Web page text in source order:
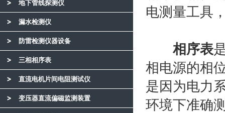
地下管线探测仪
漏水检测仪
防雷检测仪器设备
三相相序表
直流电机片间电阻测试仪
变压器直流偏磁监测装置
电测量工具
相序表
相电源的相
是因为电力
环境下准确